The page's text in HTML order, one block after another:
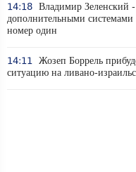
14:18 Владимир Зеленский
дополнительными
номер один
14:11
Жозеп Боррель
ситуацию на ливано-